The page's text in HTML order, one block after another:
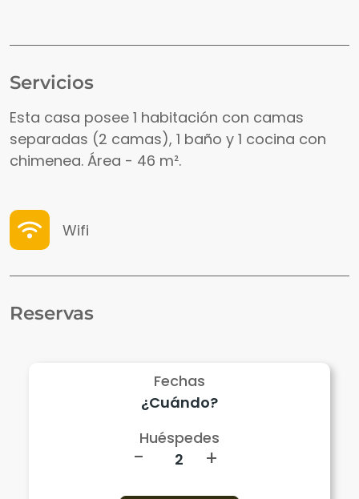
Servicios
Esta casa posee 1 habitación con camas
separadas (2 camas), 1 baño y 1 cocina con
chimenea. Área - 46 m².
Wifi
Reservas
Fechas
Huéspedes
- +